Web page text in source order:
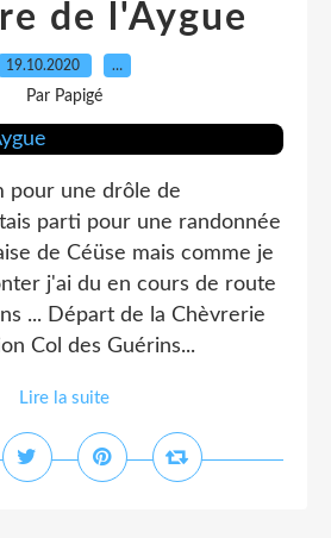
de l'Aygue
19.10.2020 …
Par Papigé
pour une drôle de
parti pour une randonnée
de Céüse mais comme je
j'ai du en cours de route
... Départ de la Chèvrerie
Col des Guérins...
Lire la suite